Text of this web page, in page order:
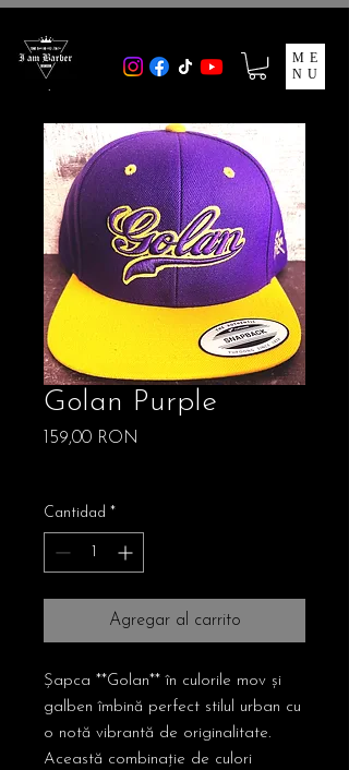
ME
NU
Golan Purple
159,00 RON
Cantidad *
Agregar al carrito
Șapca **Golan** în culorile mov și
galben îmbină perfect stilul urban cu
o notă vibrantă de originalitate.
Această combinație de culori